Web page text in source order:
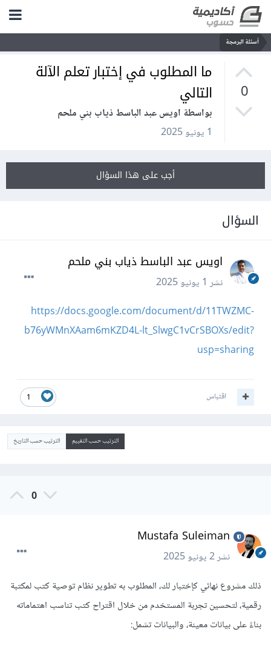
أسئلة البرمجة
0
ما المطلوب في إختبار تعلم الآلة
التالي
بواسطة اويس عبد الباسط ذياب بني ملحم
1 يونيو 2025
أجب على هذا السؤال
السؤال
اويس عبد الباسط ذياب بني ملحم
نشر1 يونيو 2025
https://docs.google.com/document/d/11TWZMC-
b76yWMnXAam6mKZD4L-lt_SlwgC1vCrSBOXs/edit?
usp=sharing
1 اقتباس
الترتيب حسب التقييم الترتيب حسب التاريخ
0
Mustafa Suleiman
نشر2 يونيو 2025
ذلك مشروع نهائي كإختبار لك، المطلوب به تطوير نظام توصية كتب لمكتبة
رقمية، لتحسين تجربة المستخدم من خلال اقتراح كتب تناسب اهتماماته
بناءً على بيانات معينة، والبيانات تشمل: